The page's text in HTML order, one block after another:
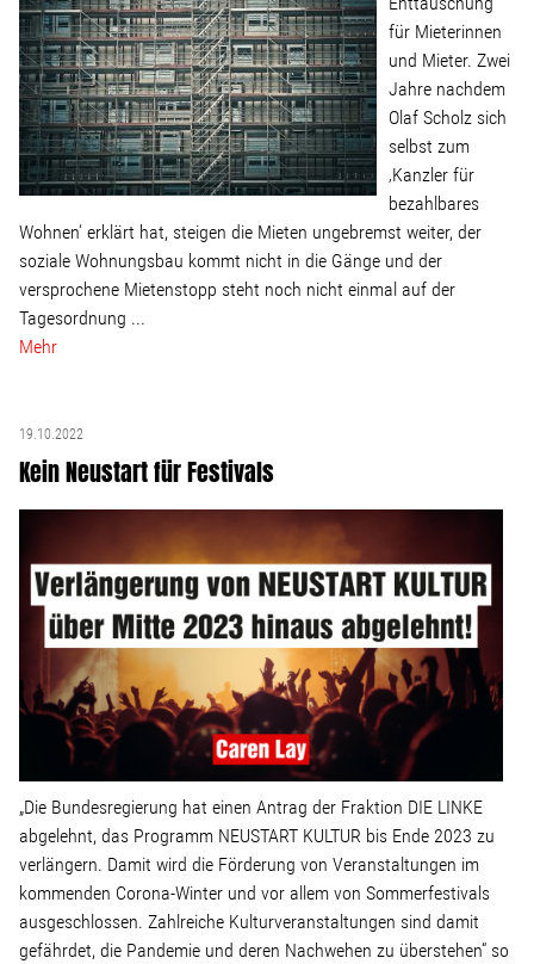
für Mieterinnen
und Mieter. Zwei
Jahre nachdem
Olaf Scholz sich
selbst zum
‚Kanzler für
bezahlbares
Wohnen‘ erklärt hat, steigen die Mieten ungebremst weiter, der
soziale Wohnungsbau kommt nicht in die Gänge und der
versprochene Mietenstopp steht noch nicht einmal auf der
Tagesordnung ...
Mehr
19.10.2022
Kein Neustart für Festivals
„Die Bundesregierung hat einen Antrag der Fraktion DIE LINKE
abgelehnt, das Programm NEUSTART KULTUR bis Ende 2023 zu
verlängern. Damit wird die Förderung von Veranstaltungen im
kommenden Corona-Winter und vor allem von Sommerfestivals
ausgeschlossen. Zahlreiche Kulturveranstaltungen sind damit
gefährdet, die Pandemie und deren Nachwehen zu überstehen“ so